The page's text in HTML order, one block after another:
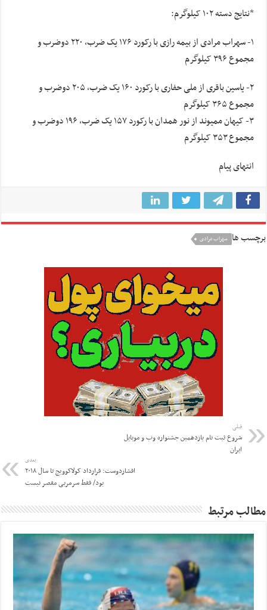
*نتایج دسته ۱۰۲ کیلوگرم:
۱- سهراب مرادی از بیمه رازی با رکورد ۱۷۶ یک ضرب، ۲۲۰ دوضرب و
مجموع ۳۹۶ کیلوگرم
۲- یاسین باقری از ملی حفاری با رکورد ۱۶۰ یک ضرب، ۲۰۵ دوضرب و
مجموع ۳۶۵ کیلوگرم
۳- کیهان ممیوند از نور همدان با رکورد ۱۵۷ یک ضرب، ۱۹۶ دوضرب و
مجموع ۳۵۳ کیلوگرم
انتهای پیام
برچسب ها سهراب مرادی
قبلی
شروع ثبت نام یازدهمین جشنواره وب و موبایل
ایران
بعدی
افشاردوست: قرارداد کولاکوویچ تا سال ۲۰۱۸
بود/ فقط سرمربی مقصر نیست
مطالب مرتبط